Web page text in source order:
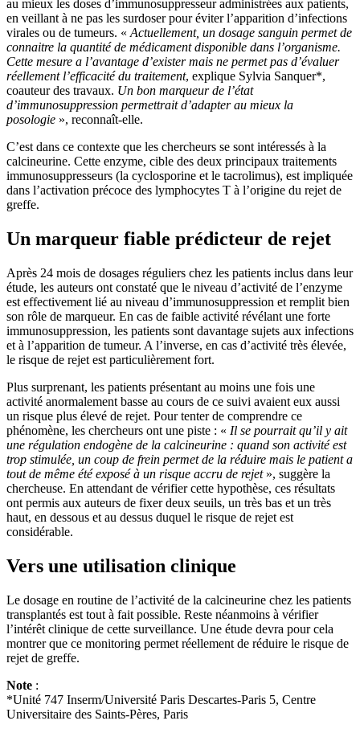
au mieux les doses d’immunosuppresseur administrées aux patients,
en veillant à ne pas les surdoser pour éviter l’apparition d’infections
virales ou de tumeurs. « Actuellement, un dosage sanguin permet de
connaitre la quantité de médicament disponible dans l’organisme.
Cette mesure a l’avantage d’exister mais ne permet pas d’évaluer
réellement l’efficacité du traitement, explique Sylvia Sanquer*,
coauteur des travaux. Un bon marqueur de l’état
d’immunosuppression permettrait d’adapter au mieux la
posologie », reconnaît-elle.
C’est dans ce contexte que les chercheurs se sont intéressés à la
calcineurine. Cette enzyme, cible des deux principaux traitements
immunosuppresseurs (la cyclosporine et le tacrolimus), est impliquée
dans l’activation précoce des lymphocytes T à l’origine du rejet de
greffe.
Un marqueur fiable prédicteur de rejet
Après 24 mois de dosages réguliers chez les patients inclus dans leur
étude, les auteurs ont constaté que le niveau d’activité de l’enzyme
est effectivement lié au niveau d’immunosuppression et remplit bien
son rôle de marqueur. En cas de faible activité révélant une forte
immunosuppression, les patients sont davantage sujets aux infections
et à l’apparition de tumeur. A l’inverse, en cas d’activité très élevée,
le risque de rejet est particulièrement fort.
Plus surprenant, les patients présentant au moins une fois une
activité anormalement basse au cours de ce suivi avaient eux aussi
un risque plus élevé de rejet. Pour tenter de comprendre ce
phénomène, les chercheurs ont une piste : « Il se pourrait qu’il y ait
une régulation endogène de la calcineurine : quand son activité est
trop stimulée, un coup de frein permet de la réduire mais le patient a
tout de même été exposé à un risque accru de rejet», suggère la
chercheuse. En attendant de vérifier cette hypothèse, ces résultats
ont permis aux auteurs de fixer deux seuils, un très bas et un très
haut, en dessous et au dessus duquel le risque de rejet est
considérable.
Vers une utilisation clinique
Le dosage en routine de l’activité de la calcineurine chez les patients
transplantés est tout à fait possible. Reste néanmoins à vérifier
l’intérêt clinique de cette surveillance. Une étude devra pour cela
montrer que ce monitoring permet réellement de réduire le risque de
rejet de greffe.
Note :
*Unité 747 Inserm/Université Paris Descartes-Paris 5, Centre
Universitaire des Saints-Pères, Paris